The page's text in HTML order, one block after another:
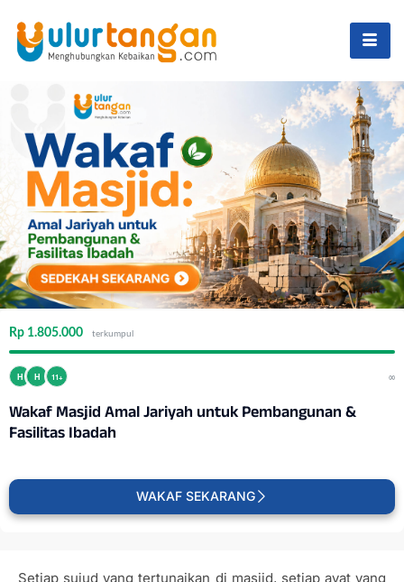
Rp 1.805.000 terkumpul
H H 11+ ∞
Wakaf Masjid Amal Jariyah untuk Pembangunan &
Fasilitas Ibadah
WAKAF SEKARANG
Setiap sujud yang tertunaikan di masjid, setiap ayat yang